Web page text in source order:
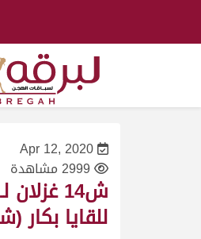
Apr 12, 2020
2999 مشاهدة
للقايا بكار